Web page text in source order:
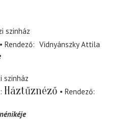
szinház
Rendező
Vidnyánszky Attila
szinház
Háztűznéző
Rendező